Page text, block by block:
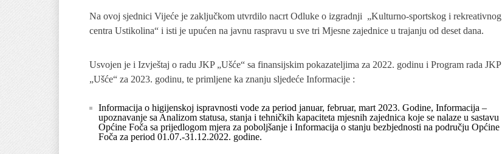
Na ovoj sjednici Vijeće je zaključkom utvrdilo nacrt Odluke o izgradnji „Kulturno-sportskog i rekreativnog
centra Ustikolina“ i isti je upućen na javnu raspravu u sve tri Mjesne zajednice u trajanju od deset dana.
Usvojen je i Izvještaj o radu JKP „Ušće“ sa finansijskim pokazateljima za 2022. godinu i Program rada JKP
„Ušće“ za 2023. godinu, te primljene ka znanju sljedeće Informacije :
Informacija o higijenskoj ispravnosti vode za period januar, februar, mart 2023. Godine, Informacija –
upoznavanje sa Analizom statusa, stanja i tehničkih kapaciteta mjesnih zajednica koje se nalaze u sastavu
Općine Foča sa prijedlogom mjera za poboljšanje i Informacija o stanju bezbjednosti na području Općine
Foča za period 01.07.-31.12.2022. godine.